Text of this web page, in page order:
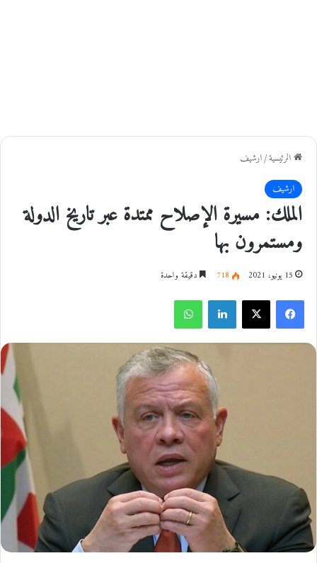
الرئيسية/ارشيف
ارشيف
الملك: مسيرة الإصلاح ممتدة عبر تاريخ الدولة
ومستمرون بها
15 يونيو، 2021 718 دقيقة واحدة
فيسبوك